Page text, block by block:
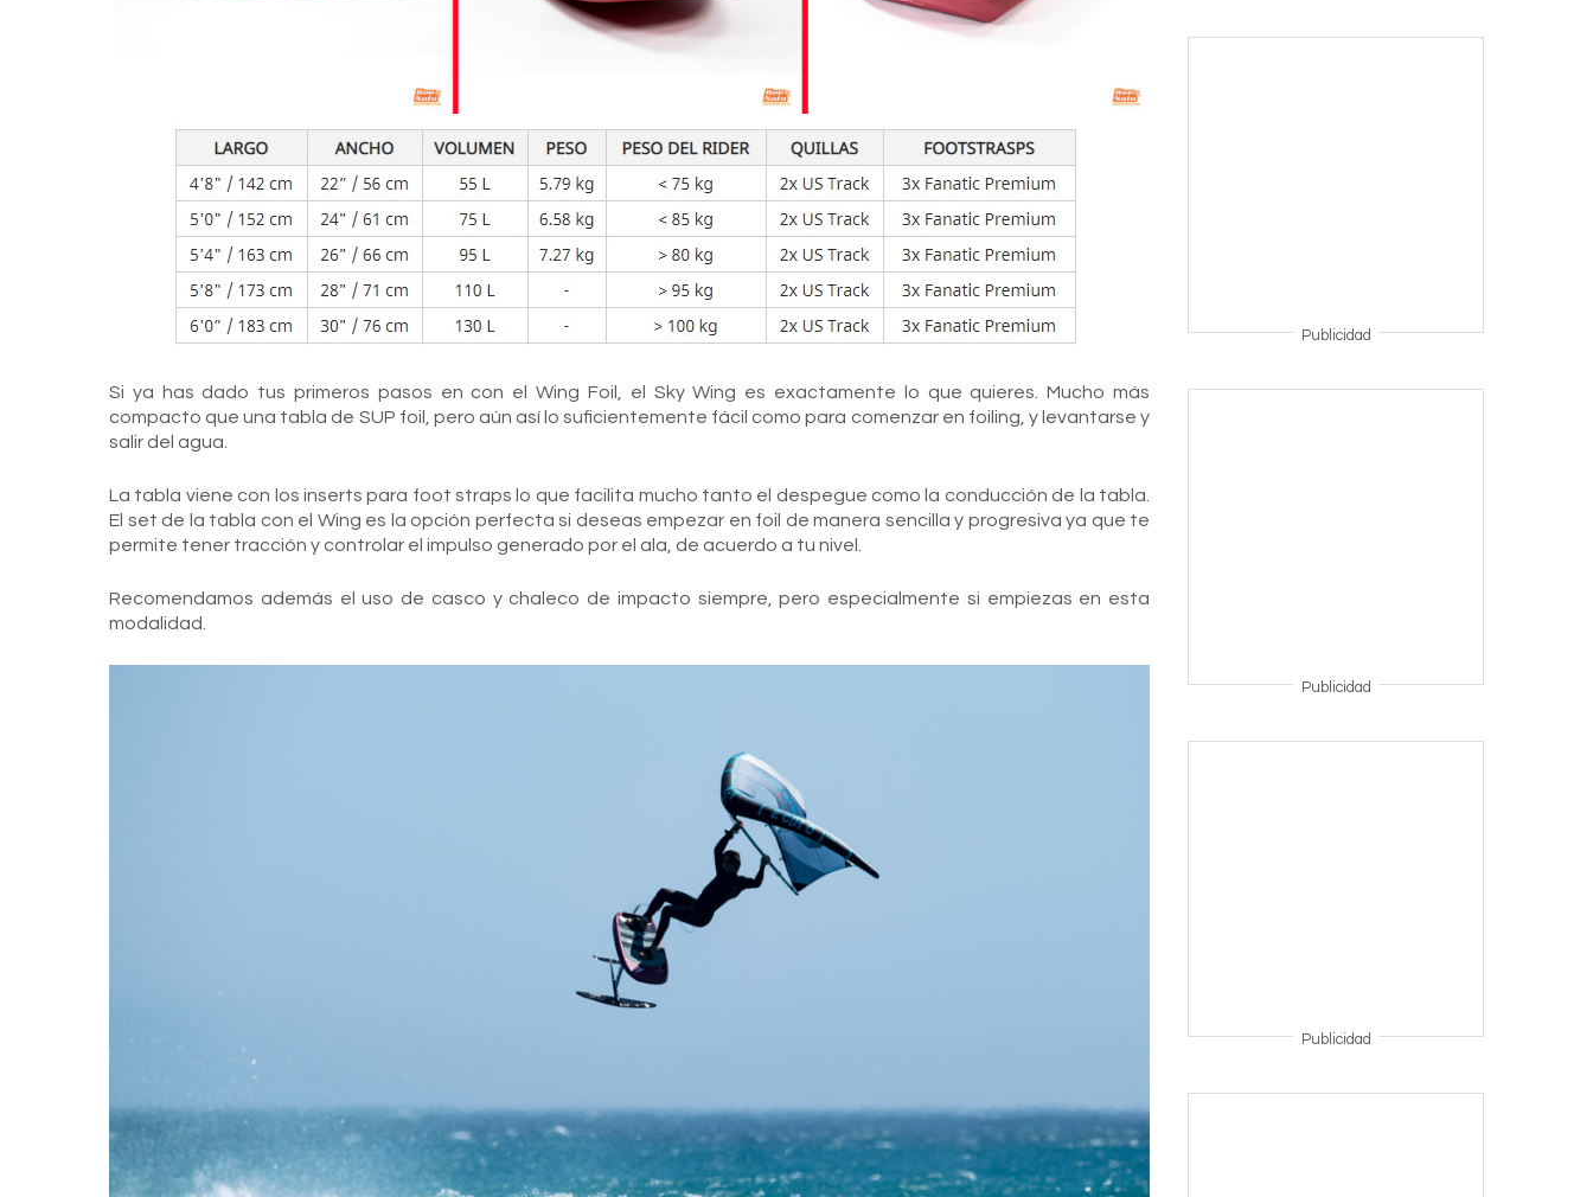
Si ya has dado tus primeros pasos en con el Wing Foil, el Sky Wing es exactamente lo que quieres. Mucho más
compacto que una tabla de SUP foil, pero aún así lo suficientemente fácil como para comenzar en foiling, y levantarse y
salir del agua.
La tabla viene con los inserts para foot straps lo que facilita mucho tanto el despegue como la conducción de la tabla.
El set de la tabla con el Wing es la opción perfecta si deseas empezar en foil de manera sencilla y progresiva ya que te
permite tener tracción y controlar el impulso generado por el ala, de acuerdo a tu nivel.
Recomendamos además el uso de casco y chaleco de impacto siempre, pero especialmente si empiezas en esta
modalidad.
Publicidad
Publicidad
Publicidad